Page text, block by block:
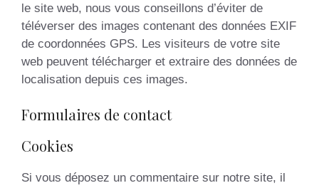
le site web, nous vous conseillons d’éviter de
téléverser des images contenant des données EXIF
de coordonnées GPS. Les visiteurs de votre site
web peuvent télécharger et extraire des données de
localisation depuis ces images.
Formulaires de contact
Cookies
Si vous déposez un commentaire sur notre site, il